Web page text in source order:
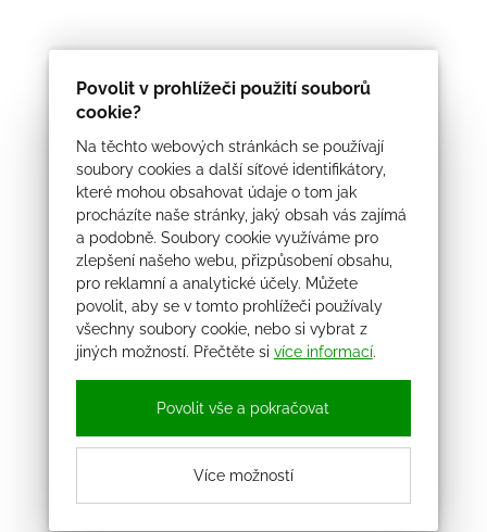
Povolit v prohlížeči použití souborů
cookie?
Na těchto webových stránkách se používají
soubory cookies a další síťové identifikátory,
které mohou obsahovat údaje o tom jak
procházíte naše stránky, jaký obsah vás zajímá
a podobně. Soubory cookie využíváme pro
zlepšení našeho webu, přizpůsobení obsahu,
pro reklamní a analytické účely. Můžete
povolit, aby se v tomto prohlížeči používaly
všechny soubory cookie, nebo si vybrat z
jiných možností. Přečtěte si více informací.
Povolit vše a pokračovat
Více možností